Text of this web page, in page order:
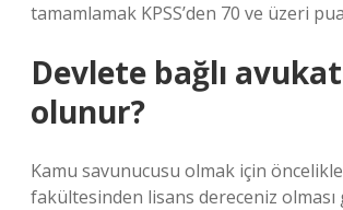
tamamlamak KPSS’den 70 ve üzeri
Devlete bağlı
olunur?
Kamu savunucusu olmak için
fakültesinden lisans dereceniz olması